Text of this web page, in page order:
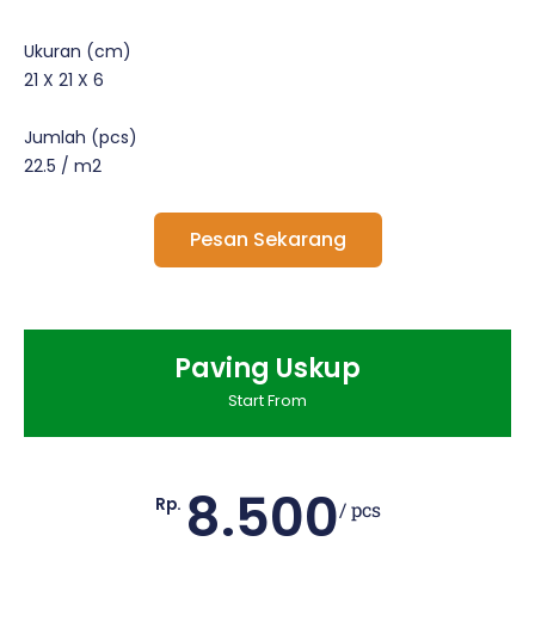
Ukuran (cm)
21 X 21 X 6
Jumlah (pcs)
22.5 / m2
Pesan Sekarang
Paving Uskup
Start From
Rp. 8.500/ pcs